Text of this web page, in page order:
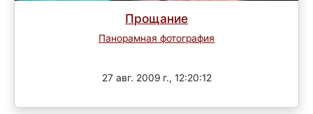
Прощание
Панорамная фотография
27 авг. 2009 г., 12:20:12